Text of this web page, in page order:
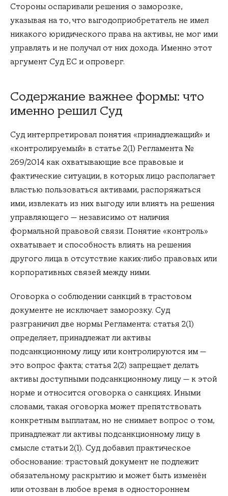
Стороны оспаривали решения о заморозке,
указывая на то, что выгодоприобретатель не имел
никакого юридического права на активы, не мог ими
управлять и не получал от них дохода. Именно этот
аргумент Суд ЕС и опроверг.
Содержание важнее формы: что
именно решил Суд
Суд интерпретировал понятия «принадлежащий» и
«контролируемый» в статье 2(1) Регламента №
269/2014 как охватывающие все правовые и
фактические ситуации, в которых лицо располагает
властью пользоваться активами, распоряжаться
ими, извлекать из них выгоду или влиять на решения
управляющего — независимо от наличия
формальной правовой связи. Понятие «контроль»
охватывает и способность влиять на решения
другого лица в отсутствие каких-либо правовых или
корпоративных связей между ними.
Оговорка о соблюдении санкций в трастовом
документе не исключает заморозку. Суд
разграничил две нормы Регламента: статья 2(1)
определяет, принадлежат ли активы
подсанкционному лицу или контролируются им —
это вопрос факта; статья 2(2) запрещает делать
активы доступными подсанкционному лицу — к этой
норме и относится оговорка о санкциях. Иными
словами, такая оговорка может препятствовать
конкретным выплатам, но не снимает вопрос о том,
принадлежат ли активы подсанкционному лицу в
смысле статьи 2(1). Суд добавил практическое
обоснование: трастовый документ не подлежит
обязательному раскрытию и может быть изменён
или отозван в любое время в одностороннем